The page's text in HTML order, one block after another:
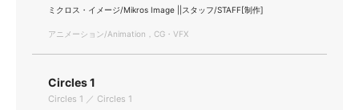
ミクロス・イメージ/Mikros Image ||スタッフ/STAFF[制作]
アニメーション/Animation，CG・VFX
Circles 1
Circles 1 ／ Circles 1